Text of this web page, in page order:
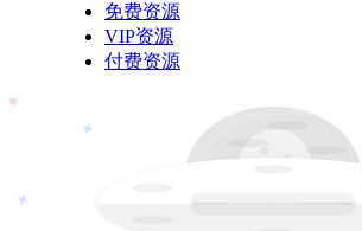
免费资源
VIP资源
付费资源